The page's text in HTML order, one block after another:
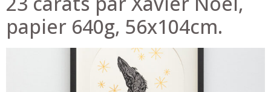
papier 640g, 56x104cm.